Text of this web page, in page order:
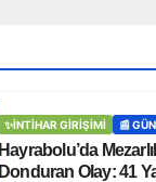
✨İNTIHAR GIRIŞIMI 📰
Hayrabolu’da
Donduran Olay: 41